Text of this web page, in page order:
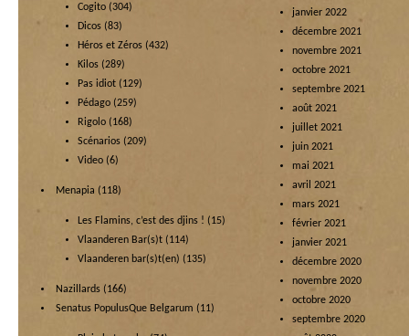
Cogito (304)
Dicos (83)
Héros et Zéros (432)
Kilos (289)
Pas idiot (129)
Pédago (259)
Rigolo (168)
Scénarios (209)
Video (6)
Menapia (118)
Les Flamins, c’est des djins ! (15)
Vlaanderen Bar(s)t (114)
Vlaanderen bar(s)t(en) (135)
Nazillards (166)
Senatus PopulusQue Belgarum (11)
janvier 2022
décembre 2021
novembre 2021
octobre 2021
septembre 2021
août 2021
juillet 2021
juin 2021
mai 2021
avril 2021
mars 2021
février 2021
janvier 2021
décembre 2020
novembre 2020
octobre 2020
septembre 2020